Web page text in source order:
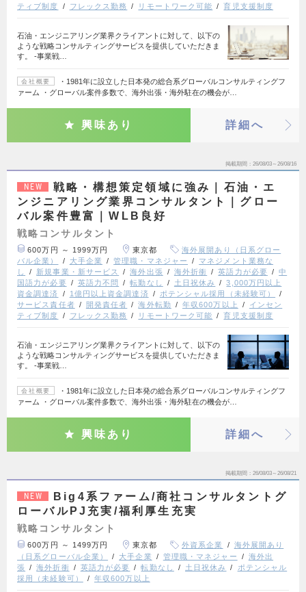
ティブ制度
フレックス勤務 リモートワーク可能 育児支援制度
石油・エンジニアリング業界クライアントに対して、以下の
ような戦略コンサルティングサービスを提供していただきま
す。 ‐事業戦…
会社概要
・1981年に設立した日本発の総合系グローバルコンサルティングフ
ァーム ・グローバル案件多数で、海外出張・海外駐在の機会が…
興味あり 詳細へ
掲載期間 26/08/03～26/08/16
NEW
戦略・構想策定領域に強み｜石油・エ
ンジニアリング業界コンサルタント｜グロー
バル案件豊富｜WLB良好
戦略コンサルタント
600万円 ～ 1999万円 東京都
海外展開あり（日系グロー
バル企業）
大手企業 管理職・マネジャー
マネジメント業務な
し
新規事業・新サービス 海外出張 海外折衝 英語力が必要
中
国語力が必要
英語力不問 転勤なし 土日祝休み
3,000万円以上
資金調達済
1億円以上資金調達済
ポテンシャル採用（未経験可）
サービス責任者
開発責任者 海外転勤 年収600万以上
インセン
ティブ制度
フレックス勤務 リモートワーク可能 育児支援制度
石油・エンジニアリング業界クライアントに対して、以下の
ような戦略コンサルティングサービスを提供していただきま
す。 ‐事業戦…
会社概要
・1981年に設立した日本発の総合系グローバルコンサルティングフ
ァーム ・グローバル案件多数で、海外出張・海外駐在の機会が…
興味あり 詳細へ
掲載期間 26/08/03～26/08/21
NEW
Big4系ファーム/商社コンサルタントグ
ローバルPJ充実/福利厚生充実
戦略コンサルタント
600万円 ～ 1499万円 東京都 外資系企業
海外展開あり
（日系グローバル企業）
大手企業 管理職・マネジャー
海外出
張
海外折衝 英語力が必要 転勤なし 土日祝休み
ポテンシャル
採用（未経験可）
年収600万以上